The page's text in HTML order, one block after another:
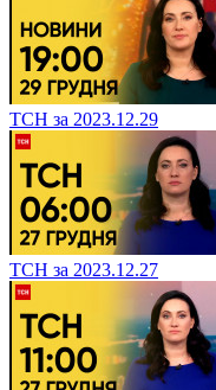
ТСН за 2023.12.29
ТСН за 2023.12.27